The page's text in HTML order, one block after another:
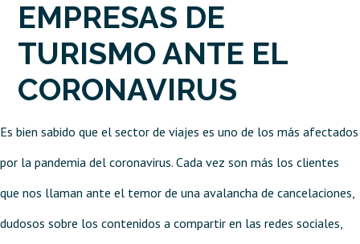
EMPRESAS DE
TURISMO ANTE EL
CORONAVIRUS
Es bien sabido que el sector de viajes es uno de los más afectados
por la pandemia del coronavirus. Cada vez son más los clientes
que nos llaman ante el temor de una avalancha de cancelaciones,
dudosos sobre los contenidos a compartir en las redes sociales,